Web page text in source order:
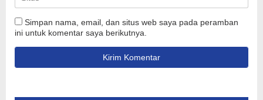
Simpan nama, email, dan situs web saya pada peramban
ini untuk komentar saya berikutnya.